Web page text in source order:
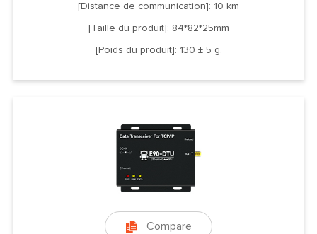
[Distance de communication]: 10 km
[Taille du produit]: 84*82*25mm
[Poids du produit]: 130 ± 5 g.
 Compare